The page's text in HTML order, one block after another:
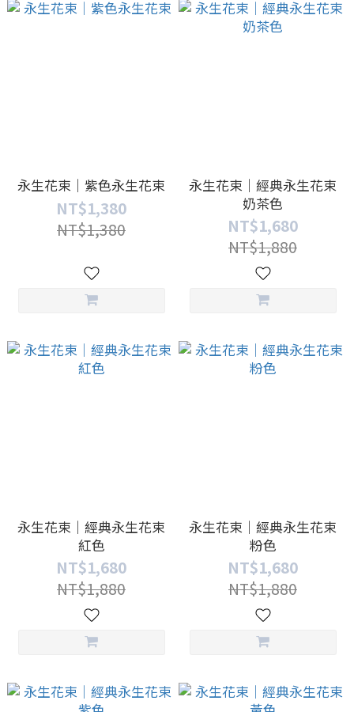
永生花束｜紫色永生花束
NT$1,380
NT$1,380
永生花束｜經典永生花束
奶茶色
NT$1,680
NT$1,880
永生花束｜經典永生花束
紅色
NT$1,680
NT$1,880
永生花束｜經典永生花束
粉色
NT$1,680
NT$1,880